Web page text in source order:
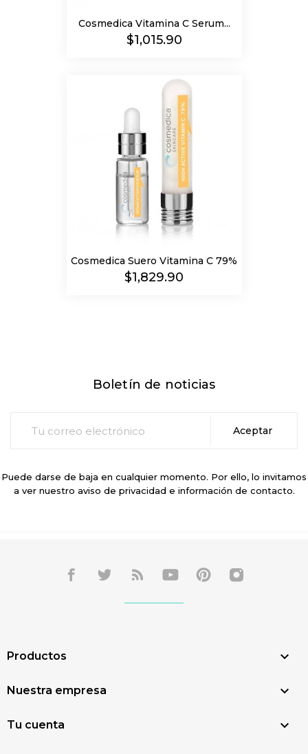
Cosmedica Vitamina C Serum...
Precio
$1,015.90
Cosmedica Suero Vitamina C 79%
Precio
$1,829.90
Boletín de noticias
Puede darse de baja en cualquier momento. Por ello, lo invitamos
a ver nuestro aviso de privacidad e información de contacto.
Productos 
Nuestra empresa 
Tu cuenta 